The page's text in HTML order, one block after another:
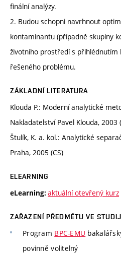
finální analýzy.
2. Budou schopni navrhnout
kontaminantu (případně skupiny
životního prostředí s
řešeného problému.
ZÁKLADNÍ LITERATURA
Klouda P.: Moderní analytické
Nakladatelství Pavel Klouda, 2003
Štulík, K. a. kol.: Analytické
Praha, 2005 (CS)
ELEARNING
eLearning: aktuální otevřený kurz
ZAŘAZENÍ PŘEDMĚTU VE
Program BPC-EMU
povinně volitelný